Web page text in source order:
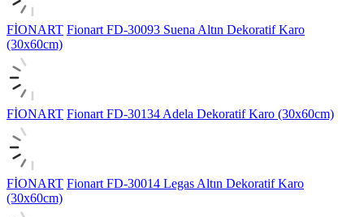
FİONART Fionart FD-30093 Suena Altın Dekoratif Karo
(30x60cm)
FİONART Fionart FD-30134 Adela Dekoratif Karo (30x60cm)
FİONART Fionart FD-30014 Legas Altın Dekoratif Karo
(30x60cm)